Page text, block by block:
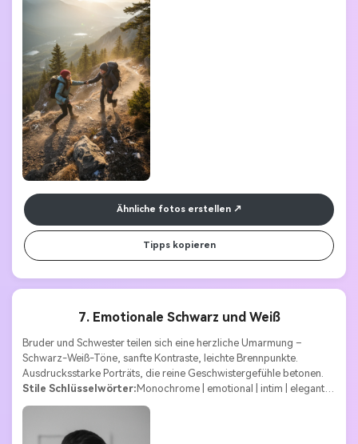
Ähnliche fotos erstellen
Tipps kopieren
7. Emotionale Schwarz und Weiß
Bruder und Schwester teilen sich eine herzliche Umarmung –
Schwarz-Weiß-Töne, sanfte Kontraste, leichte Brennpunkte.
Ausdrucksstarke Porträts, die reine Geschwistergefühle betonen.
Stile Schlüsselwörter:Monochrome | emotional | intim | elegant |
zeitlos